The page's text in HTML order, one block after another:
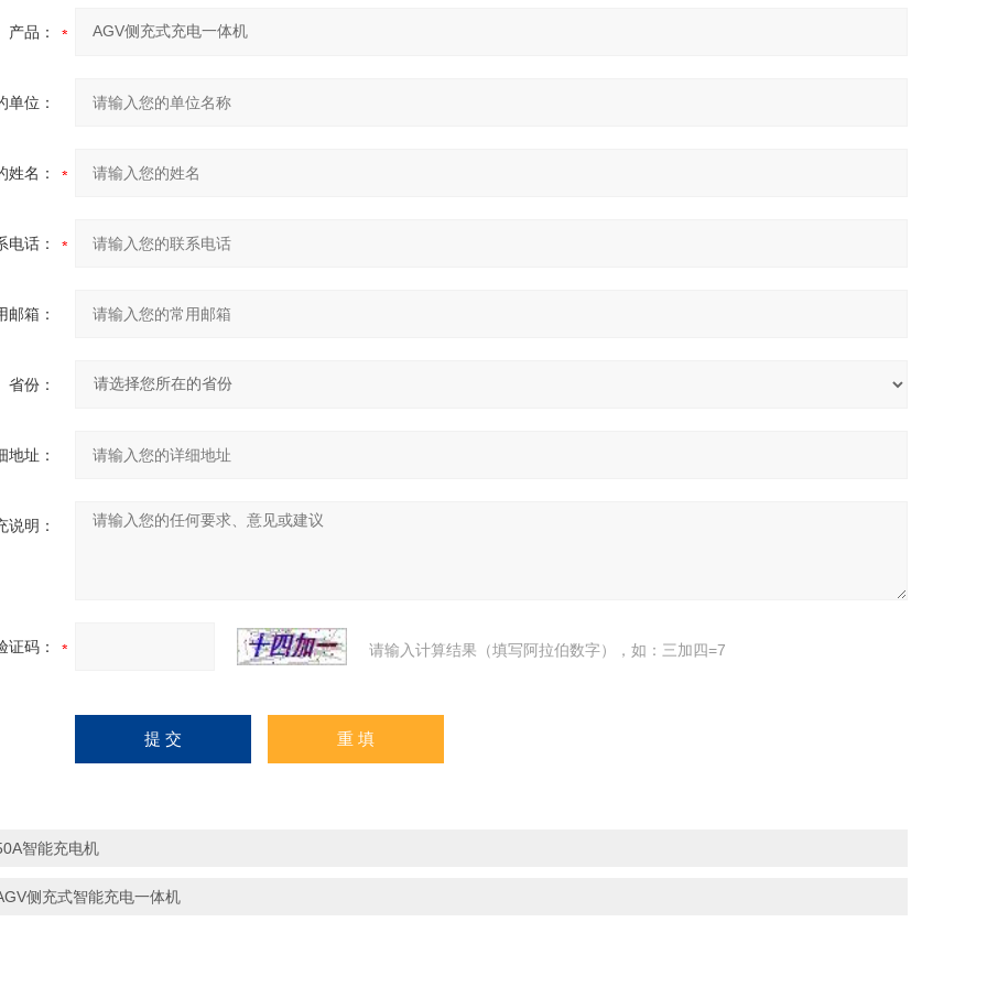
产品：
单位：
姓名：
电话：
邮箱：
省份：
地址：
说明：
证码： 请输入计算结果（填写阿拉伯数字），如：三加四=7
智能充电机
侧充式智能充电一体机